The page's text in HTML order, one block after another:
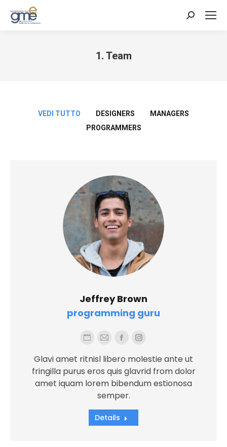
Cerca:
1. Team
VEDI TUTTO DESIGNERS
MANAGERS
PROGRAMMERS
Jeffrey Brown
programming guru
Glavi amet ritnisl libero molestie ante ut
fringilla purus eros quis glavrid from dolor
amet iquam lorem bibendum estionosa
semper.
Blog
personale
/
sito
web
E-
mail
FacebookInstagram
Details